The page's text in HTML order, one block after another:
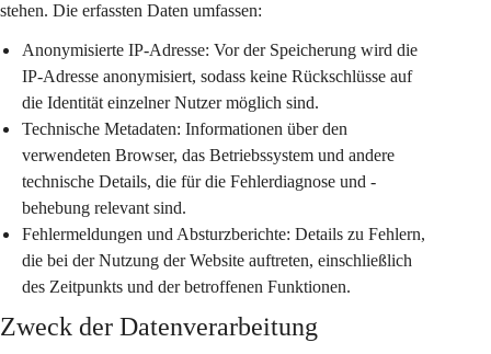
stehen. Die erfassten Daten umfassen:
Anonymisierte IP-Adresse: Vor der Speicherung wird die
IP-Adresse anonymisiert, sodass keine Rückschlüsse auf
die Identität einzelner Nutzer möglich sind.
Technische Metadaten: Informationen über den
verwendeten Browser, das Betriebssystem und andere
technische Details, die für die Fehlerdiagnose und -
behebung relevant sind.
Fehlermeldungen und Absturzberichte: Details zu Fehlern,
die bei der Nutzung der Website auftreten, einschließlich
des Zeitpunkts und der betroffenen Funktionen.
Zweck der Datenverarbeitung